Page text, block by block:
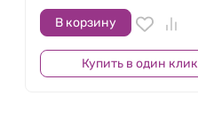
В корзину
Купить в один клик